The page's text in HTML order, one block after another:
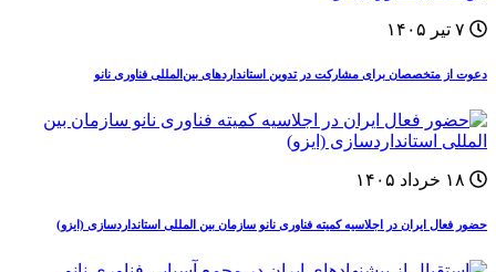
دعوت از متخصصان برای مشارکت در تدوین استانداردهای بین‌المللی فناوری نانو
حضور فعال ایران در اجلاسیه کمیته فناوری نانو سازمان بین المللی استانداردسازی (ایزو)